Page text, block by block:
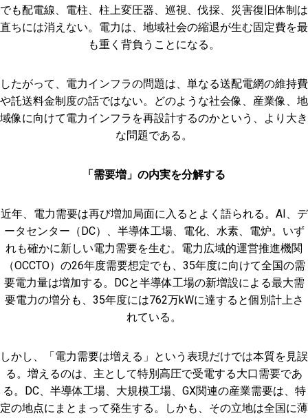
でも配電線、電柱、柱上変圧器、巡視、伐採、災害復旧体制は
直ちには消えない。電力は、地域社会の縮退が生む固定費を最
も重く背負うことになる。
したがって、電力インフラの問題は、単なる送配電網の維持費
や託送料金制度の話ではない。どのような社会像、産業像、地
域像に向けて電力インフラを再設計するのかという、より大き
な問題である。
「需要増」の内実を分解する
近年、電力需要は再び増加局面に入るとよく語られる。AI、デ
ータセンター（DC）、半導体工場、電化、水素、電炉。いず
れも確かに新しい電力需要を生む。電力広域的運営推進機関
（OCCTO）の26年度需要想定でも、35年度に向けて全国の需
要電力量は増加する。DCと半導体工場の新増設による最大需
要電力の増分も、35年度には762万kWに達すると個別計上さ
れている。
しかし、「電力需要は増える」という表現だけでは本質を見誤
る。増えるのは、主として特別高圧で受電する大口需要であ
る。DC、半導体工場、大規模工場、GX関連の産業需要は、特
定の地点にまとまって発生する。しかも、その立地は全国に薄